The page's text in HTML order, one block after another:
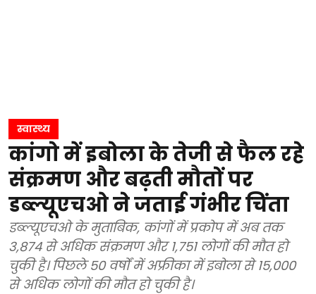
स्वास्थ्य
कांगो में इबोला के तेजी से फैल रहे
संक्रमण और बढ़ती मौतों पर
डब्ल्यूएचओ ने जताई गंभीर चिंता
डब्ल्यूएचओ के मुताबिक, कांगों में प्रकोप में अब तक
3,874 से अधिक संक्रमण और 1,751 लोगों की मौत हो
चुकी है। पिछले 50 वर्षों में अफ्रीका में इबोला से 15,000
से अधिक लोगों की मौत हो चुकी है।